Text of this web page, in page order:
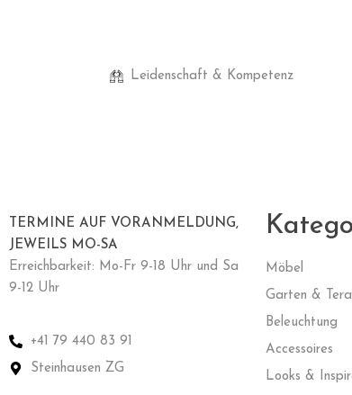
Leidenschaft & Kompetenz
TERMINE AUF VORANMELDUNG,
JEWEILS MO-SA
Erreichbarkeit: Mo-Fr 9-18 Uhr und Sa
9-12 Uhr
+41 79 440 83 91
Steinhausen ZG
Möbel
Garten &
Beleuchtung
Accessoires
Looks &